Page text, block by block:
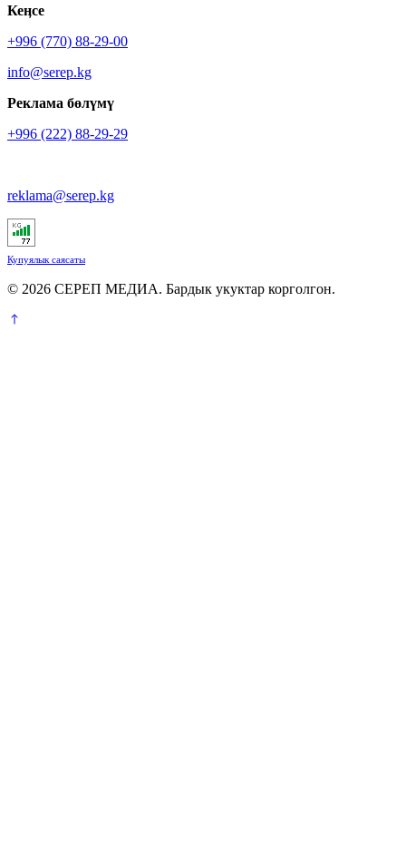
Кеӊсе
+996 (770) 88-29-00
info@serep.kg
Реклама бөлүмү
+996 (222) 88-29-29
reklama@serep.kg
Купуялык саясаты
© 2026 СЕРЕП МЕДИА. Бардык укуктар корголгон.